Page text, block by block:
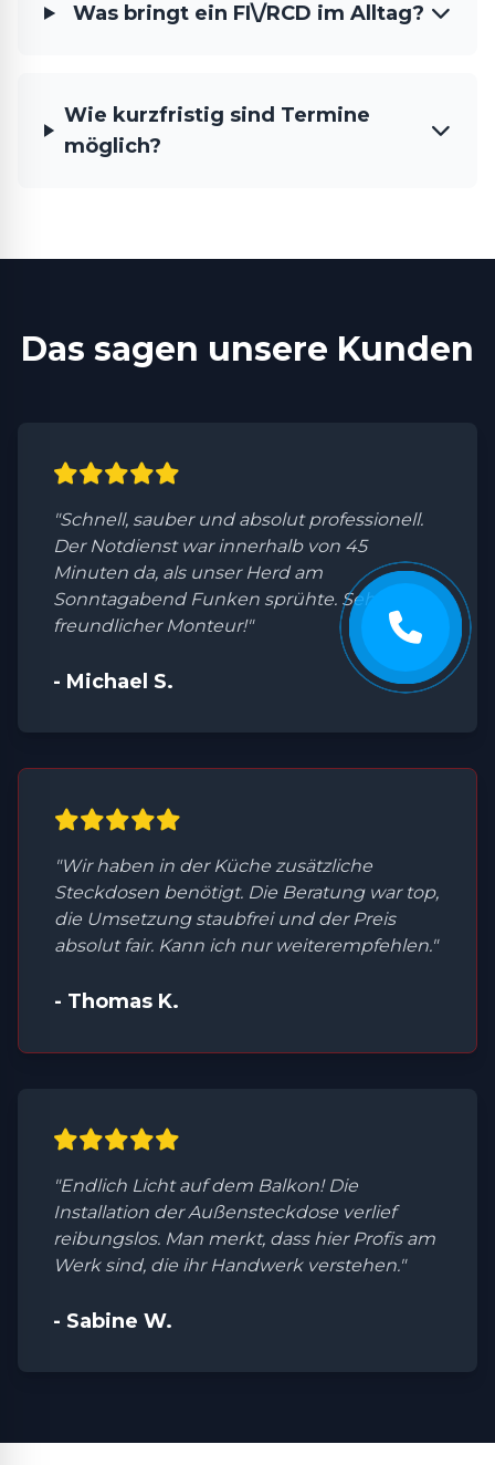
Was bringt ein FI\/RCD im Alltag?
Wie kurzfristig sind Termine
möglich?
Das sagen unsere Kunden
"Schnell, sauber und absolut professionell.
Der Notdienst war innerhalb von 45
Minuten da, als unser Herd am
Sonntagabend Funken sprühte. Sehr
freundlicher Monteur!"
- Michael S.
"Wir haben in der Küche zusätzliche
Steckdosen benötigt. Die Beratung war top,
die Umsetzung staubfrei und der Preis
absolut fair. Kann ich nur weiterempfehlen."
- Thomas K.
"Endlich Licht auf dem Balkon! Die
Installation der Außensteckdose verlief
reibungslos. Man merkt, dass hier Profis am
Werk sind, die ihr Handwerk verstehen."
- Sabine W.